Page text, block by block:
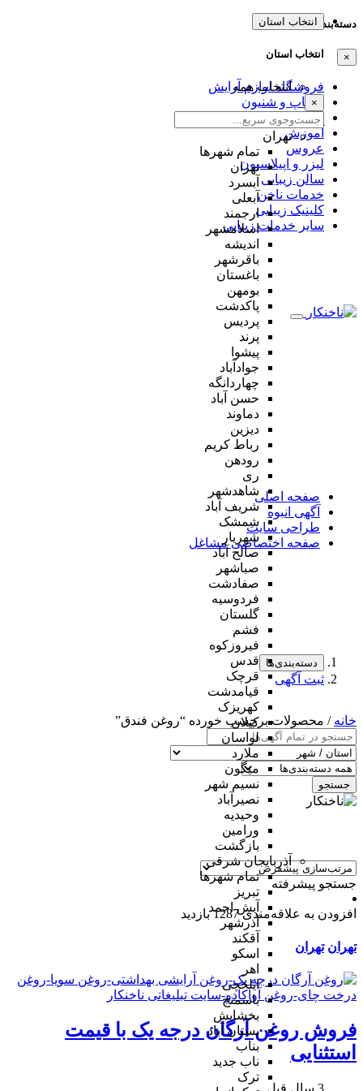
دسته‌بندی‌ها
×
فروشگاه لوازم آرایش
میکاپ و شنیون
مژه و ابرو
آموزش
عروس
لیزر و اپیلاسیون
سالن زیبایی
خدمات ناخن
کلینیک زیبایی
سایر خدمات زیبایی
انتخاب استان
انتخاب استان
انتخاب همه
×
تهران
تمام شهر‌ها
تهران
آبسرد
آبعلی
ارجمند
اسلامشهر
اندیشه
باقرشهر
باغستان
بومهن
پاکدشت
پردیس
پرند
پیشوا
جوادآباد
چهاردانگه
حسن آباد
دماوند
دیزین
رباط کریم
رودهن
ری
شاهدشهر
شریف آباد
شمشک
شهریار
صالح آباد
صباشهر
صفادشت
فردوسیه
گلستان
فشم
فیروزکوه
قدس
قرچک
قیامدشت
کهریزک
کیلان
لواسان
ملارد
میگون
نسیم شهر
نصیرآباد
وحیدیه
ورامین
بازگشت
آذربایجان شرقی
تمام شهر‌ها
تبریز
آبش احمد
آذرشهر
آقکند
اسکو
اهر
ایلخچی
باسمنج
بخشایش
بستان آباد
بناب
ناب جدید
ترک
صفحه اصلی
آگهی انبوه
طراحی سایت
صفحه اختصاصی مشاغل
دسته‌بندی‌ها
ثبت آگهی
خانه / محصولات برچسب خورده “روغن فندق”
جستجو
جستجو پیشرفته
افزودن به علاقه‌مندی 1287 بازدید
تهران تهران
فروش روغن آرگان درجه یک با قیمت
استثنایی
3 سال قبل